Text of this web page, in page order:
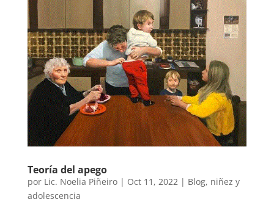
Teoría del apego
por Lic. Noelia Piñeiro| Oct 11, 2022| Blog, niñez y
adolescencia